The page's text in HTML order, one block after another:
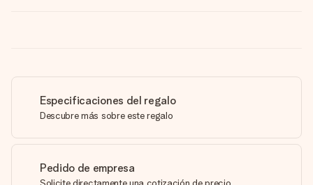
Especificaciones del regalo
Descubre más sobre este regalo
Pedido de empresa